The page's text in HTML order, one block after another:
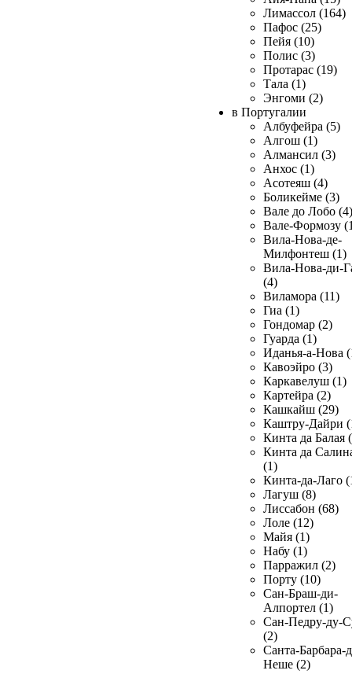
Лимассол (164)
Пафос (25)
Пейя (10)
Полис (3)
Протарас (19)
Тала (1)
Энгоми (2)
в Португалии
Албуфейра (5)
Алгош (1)
Алмансил (3)
Анхос (1)
Асотеяш (4)
Боликейме (3)
Вале до Лобо (4)
Вале-Формозу
Вила-Нова-де-
Милфонтеш (1)
Вила-Нова-ди-
(4)
Виламора (11)
Гиа (1)
Гондомар (2)
Гуарда (1)
Иданья-а-Нова
Кавоэйро (3)
Каркавелуш (1)
Картейра (2)
Кашкайш (29)
Каштру-Дайри
Кинта да Балая
Кинта да
(1)
Кинта-да-Лаго
Лагуш (8)
Лиссабон (68)
Лоле (12)
Майя (1)
Набу (1)
Парражил (2)
Порту (10)
Сан-Браш-ди-
Алпортел (1)
Сан-Педру-ду-
(2)
Санта-Барбара-
Неше (2)